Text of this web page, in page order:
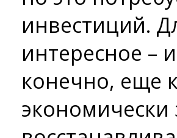
инвестиций.
интересное –
конечно, еще
экономически